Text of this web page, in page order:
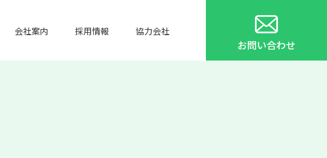
会社案内 採用情報 協力会社
お問い合わせ